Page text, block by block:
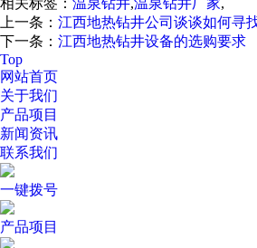
相关标签： 温泉钻井,温泉钻井厂家,
上一条： 江西地热钻井公司谈谈如何寻
下一条： 江西地热钻井设备的选购要求
Top
网站首页
关于我们
产品项目
新闻资讯
联系我们
一键拨号
产品项目